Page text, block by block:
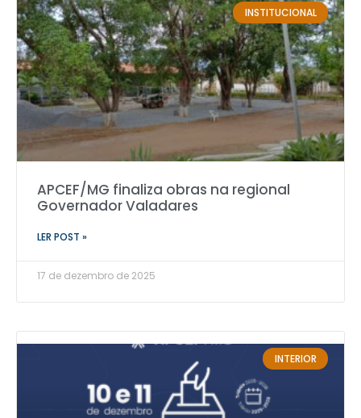
INSTITUCIONAL
APCEF/MG finaliza obras na regional
Governador Valadares
LER POST »
17 de dezembro de 2025
INTERIOR